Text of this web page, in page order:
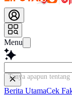
Menu
Tanya apapun
Berita UtamaCek